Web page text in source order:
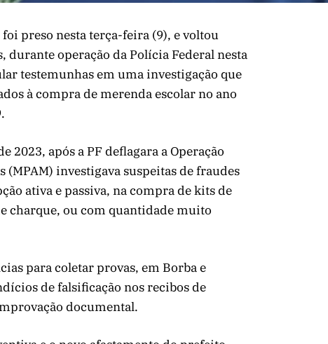
preso nesta terça-feira (9), e voltou
durante operação da Polícia Federal nesta
testemunhas em uma investigação que
à compra de merenda escolar no ano
2023, após a PF deflagara a Operação
investigava suspeitas de fraudes
ativa e passiva, na compra de kits de
charque, ou com quantidade muito
para coletar provas, em Borba e
de falsificação nos recibos de
documental.